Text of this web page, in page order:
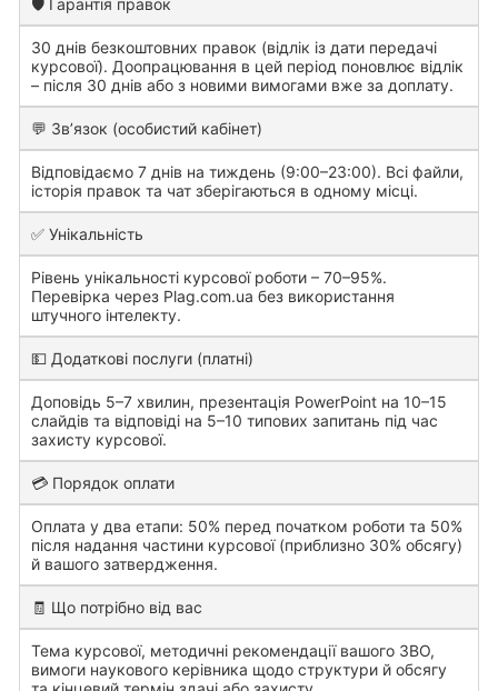
🛡️ Гарантія правок
30 днів безкоштовних правок (відлік із дати передачі
курсової). Доопрацювання в цей період поновлює відлік
– після 30 днів або з новими вимогами вже за доплату.
💬 Зв’язок (особистий кабінет)
Відповідаємо 7 днів на тиждень (9:00–23:00). Всі файли,
історія правок та чат зберігаються в одному місці.
✅ Унікальність
Рівень унікальності курсової роботи – 70–95%.
Перевірка через Plag.com.ua без використання
штучного інтелекту.
💵 Додаткові послуги (платні)
Доповідь 5–7 хвилин, презентація PowerPoint на 10–15
слайдів та відповіді на 5–10 типових запитань під час
захисту курсової.
💳 Порядок оплати
Оплата у два етапи: 50% перед початком роботи та 50%
після надання частини курсової (приблизно 30% обсягу)
й вашого затвердження.
🧾 Що потрібно від вас
Тема курсової, методичні рекомендації вашого ЗВО,
вимоги наукового керівника щодо структури й обсягу